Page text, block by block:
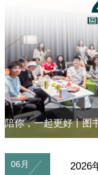
陪你，一起更好丨图
06月 2026